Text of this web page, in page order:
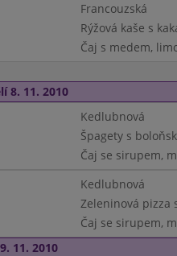
Francouzská
Rýžová kaše s
Čaj s medem,
8. 11. 2010
Kedlubnová
Špagety s
Čaj se sirupem,
Kedlubnová
Zeleninová pizza
Čaj se sirupem,
11. 2010